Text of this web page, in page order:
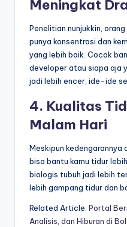
Meningkat
Penelitian nunjukkin,
punya konsentrasi dan
yang lebih baik. Cocok
developer atau siapa aja
jadi lebih encer, ide-ide
4. Kualitas
Malam Hari
Meskipun kedengarannya
bisa bantu kamu tidur
biologis tubuh jadi lebih
lebih gampang tidur dan
Related Article: Portal
Analisis, dan Hiburan di